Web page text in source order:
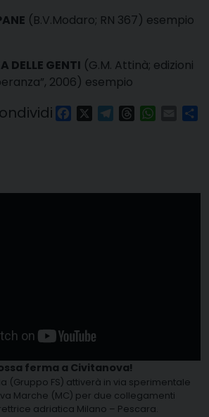
(B.V.Modaro; RN 367) esempio
DELLE GENTI (G.M. Attinà; edizioni
2006) esempio
FacebookTelegram
Threads Email
ferma a Civitanova!
(Gruppo FS) attiverà in via sperimentale
Marche (MC) per due collegamenti
adriatica Milano – Pescara.